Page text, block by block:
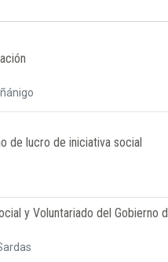
de lucro de iniciativa social
y Voluntariado del Gobierno